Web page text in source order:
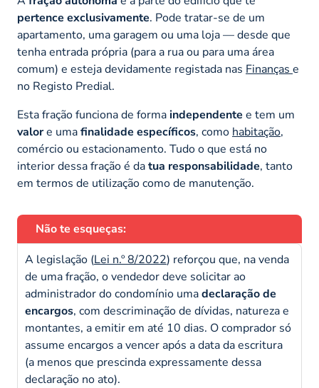
pertence exclusivamente. Pode tratar-se de um
apartamento, uma garagem ou uma loja — desde que
tenha entrada própria (para a rua ou para uma área
comum) e esteja devidamente registada nas Finanças e
no Registo Predial.
Esta fração funciona de forma independente e tem um
valore umafinalidade específicos, como habitação,
comércio ou estacionamento. Tudo o que está no
interior dessa fração é datua responsabilidade, tanto
em termos de utilização como de manutenção.
Não te esqueças:
A legislação (Lei n.º 8/2022) reforçou que, na venda
de uma fração, o vendedor deve solicitar ao
administrador do condomínio umadeclaração de
encargos, com descriminação de dívidas, natureza e
montantes, a emitir em até 10 dias. O comprador só
assume encargos a vencer após a data da escritura
(a menos que prescinda expressamente dessa
declaração no ato).